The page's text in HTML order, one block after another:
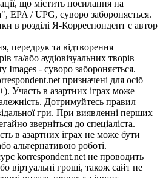
що містить посилання на
EPA / UPG, суворо забороняється.
в розділі Я-Корреспондент є автор
передрук та відтворення
та/або аудіовізуальних творів
Images - суворо забороняється.
призначені для осіб
Участь в азартних іграх може
Дотримуйтесь правил
гри. При виявленні перших
зверніться до спеціаліста.
в азартних іграх не може бути
альтернативою роботі.
korrespondent.net не проводить
віртуальні гроші, також сайт не